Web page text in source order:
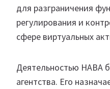
для разграничения
регулирования и
сфере виртуальных
Деятельностью НАВА
агентства. Его